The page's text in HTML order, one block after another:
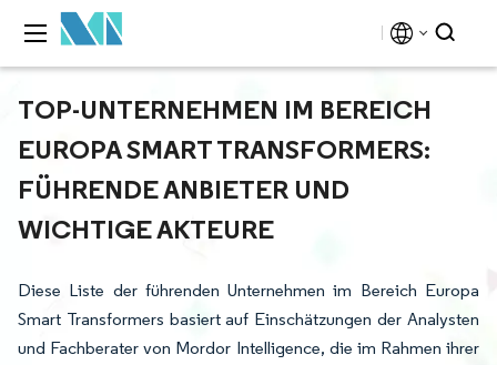
TOP-UNTERNEHMEN IM BEREICH
EUROPA SMART TRANSFORMERS:
FÜHRENDE ANBIETER UND
WICHTIGE AKTEURE
Diese Liste der führenden Unternehmen im Bereich Europa
Smart Transformers basiert auf Einschätzungen der Analysten
und Fachberater von Mordor Intelligence, die im Rahmen ihrer